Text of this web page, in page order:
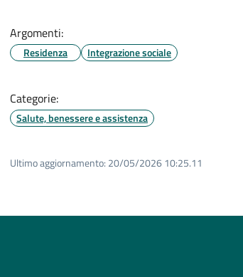
Argomenti:
Residenza Integrazione sociale
Categorie:
Salute, benessere e assistenza
Ultimo aggiornamento: 20/05/2026 10:25.11